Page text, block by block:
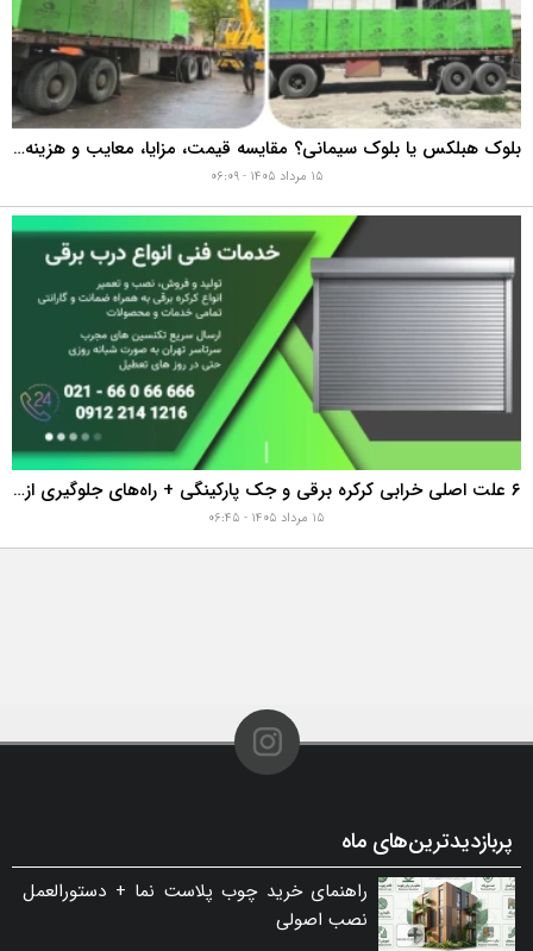
بلوک هبلکس یا بلوک سیمانی؟ مقایسه قیمت، مزایا، معایب و هزینه واقعی اجرای دیوار
۱۵ مرداد ۱۴۰۵ - ۰۶:۰۹
۶ علت اصلی خرابی کرکره برقی و جک پارکینگی + راه‌های جلوگیری از هزینه‌های سنگین تعمیر
پربازدیدترین‌های ماه
راهنمای خرید چوب پلاست نما + دستورالعمل
نصب اصولی